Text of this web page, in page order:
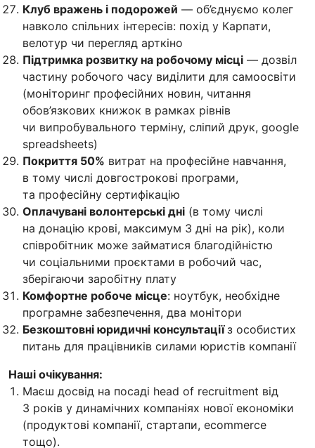
Клуб вражень і подорожей — об’єднуємо колег
навколо спільних інтересів: похід у Карпати,
велотур чи перегляд арткіно
Підтримка розвитку на робочому місці — дозвіл
частину робочого часу виділити для самоосвіти
(моніторинг професійних новин, читання
обов’язкових книжок в рамках рівнів
чи випробувального терміну, сліпий друк, google
spreadsheets)
Покриття 50% витрат на професійне навчання,
в тому числі довгострокові програми,
та професійну сертифікацію
Оплачувані волонтерські дні (в тому числі
на донацію крові, максимум 3 дні на рік), коли
співробітник може займатися благодійністю
чи соціальними проєктами в робочий час,
зберігаючи заробітну плату
Комфортне робоче місце: ноутбук, необхідне
програмне забезпечення, два монітори
Безкоштовні юридичні консультаціїз особистих
питань для працівників силами юристів компанії
Наші очікування:
Маєш досвід на посаді head of recruitment від
3 років у динамічних компаніях нової економіки
(продуктові компанії, стартапи, ecommerce
тощо).